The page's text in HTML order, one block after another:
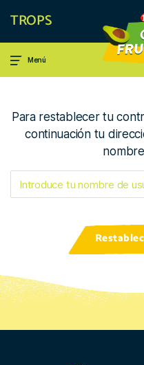
TROPS
Menú
Para restablecer tu
continuación tu